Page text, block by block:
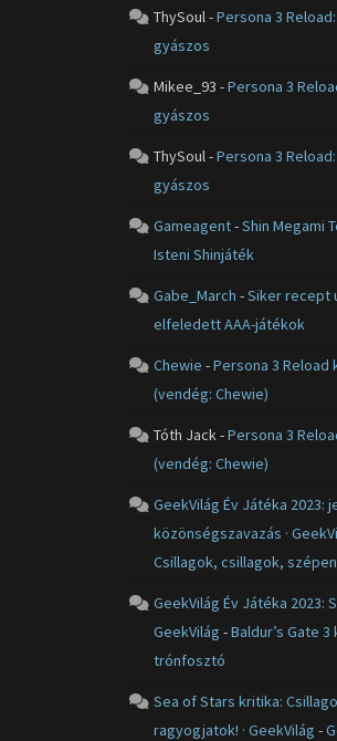
ThySoul-Persona 3
gyászos
Mikee_93 -Persona 3
gyászos
ThySoul-Persona 3
gyászos
Gameagent-Shin Megami
Isteni Shinjáték
Gabe_March -Siker recept
elfeledett AAA-játékok
Chewie -Persona 3 Reload
(vendég: Chewie)
Tóth Jack-Persona 3
(vendég: Chewie)
GeekVilág Év Játéka 2023:
közönségszavazás ·
Csillagok, csillagok,
GeekVilág Év Játéka
GeekVilág -Baldur’s Gate
trónfosztó
Sea of Stars kritika:
ragyogjatok! · GeekVilág -